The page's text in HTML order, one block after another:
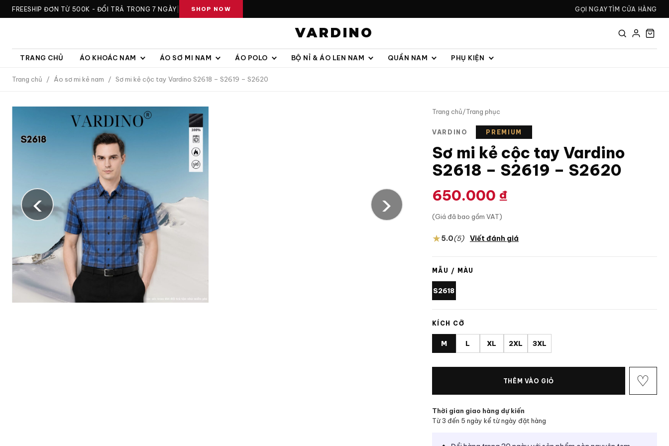
FREESHIP ĐƠN TỪ 500K - ĐỔI TRẢ TRONG 7 NGÀY SHOP NOW GỌI NGAY TÌM CỬA HÀNG
VARDINO
TRANG CHỦ ÁO KHOÁC NAM ÁO SƠ MI NAM ÁO POLO BỘ NỈ & ÁO LEN NAM QUẦN NAM PHỤ KIỆN
Trang chủ / Áo sơ mi kẻ nam / Sơ mi kẻ cộc tay Vardino S2618 – S2619 – S2620
‹ ›
Trang chủ/Trang phục
VARDINO PREMIUM
Sơ mi kẻ cộc tay Vardino
S2618 – S2619 – S2620
650.000 ₫
(Giá đã bao gồm VAT)
★5.0(5) Viết đánh giá
MẪU / MÀU
S2618
KÍCH CỠ
M L XL 2XL 3XL
THÊM VÀO GIỎ ♡
Thời gian giao hàng dự kiến
Từ 3 đến 5 ngày kể từ ngày đặt hàng